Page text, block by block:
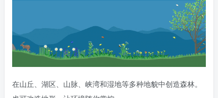
在山丘、湖区、山脉、峡湾和湿地等多种地貌中创造森林。